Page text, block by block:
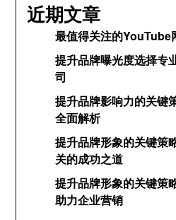
近期文章
最值得关注的YouTube
提升品牌曝光度选择专
司
提升品牌影响力的关键
全面解析
提升品牌形象的关键策
关的成功之道
提升品牌形象的关键策
助力企业营销